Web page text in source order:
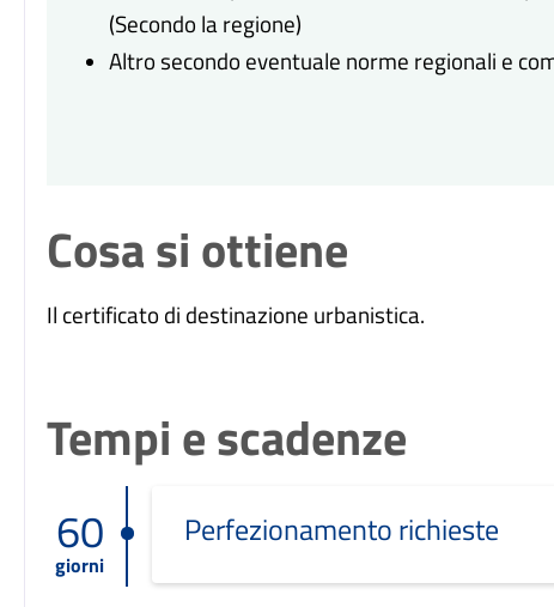
(Secondo la regione)
Altro secondo eventuale norme regionali e
Cosa si ottiene
Il certificato di destinazione urbanistica.
Tempi e scadenze
60
giorni
Perfezionamento richieste